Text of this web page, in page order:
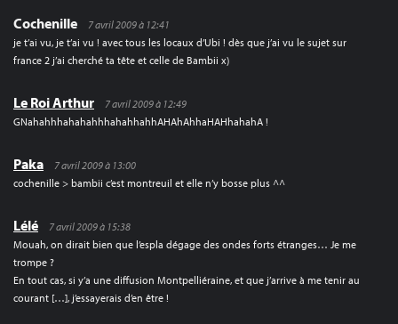
Cochenille
7 avril 2009 à 12:41
je t’ai vu, je t’ai vu ! avec tous les locaux d’Ubi ! dès que j’ai vu le sujet sur
france 2 j’ai cherché ta tête et celle de Bambii x)
Le Roi Arthur
7 avril 2009 à 12:49
GNahahhhahahahhhahahhahhAHAhAhhaHAHhahahA !
Paka
7 avril 2009 à 13:00
cochenille > bambii c’est montreuil et elle n’y bosse plus ^^
Lélé
7 avril 2009 à 15:38
Mouah, on dirait bien que l’espla dégage des ondes forts étranges… Je me
trompe ?
En tout cas, si y’a une diffusion Montpelliéraine, et que j’arrive à me tenir au
courant […], j’essayerais d’en être !